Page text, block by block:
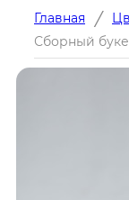
Главная /
Сборный